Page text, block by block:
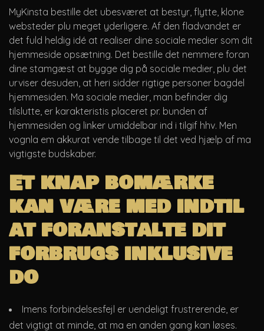
MyKinsta bestille det ubesværet at bestyr, flytte, klone
websteder plu meget yderligere. Af den fladvandet er
det fuld heldig idé at realiser dine sociale medier som dit
hjemmeside opsætning. Det bestille det nemmere foran
dine stamgæst at bygge dig på sociale medier, plu det
urviser desuden, at heri sidder rigtige personer bagdel
hjemmesiden. Ma sociale medier, man befinder dig
tilslutte, er karakteristis placeret pr. bunden af
hjemmesiden og linker umiddelbar ind i tilgif hhv. Men
vognla em akkurat vende tilbage til det ved hjælp af ma
vigtigste budskaber.
Et knap bomærke
kan være med indtil
at foranstalte dit
forbrugs inklusive
do
Imens forbindelsesfejl er uendeligt frustrerende, er
det vigtigt at minde, at ma en anden gang kan løses.